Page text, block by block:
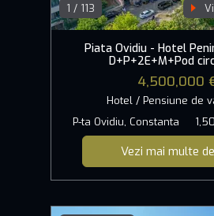
1 / 113
Piata Ovidiu - Hotel
D+P+2E+M+Pod
4,500,000
Hotel / Pensiune de
P-ta Ovidiu, Constanta
Vezi mai multe